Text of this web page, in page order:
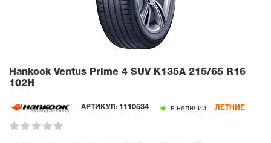
Hankook Ventus Prime 4 SUV K135A 215/65 R16
102H
АРТИКУЛ: 1110534 в наличии ЛЕТНИЕ